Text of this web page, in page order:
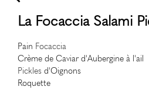
La Focaccia Salami
Pain Focaccia
Crème de Caviar d'Aubergine à l'ail
Pickles d'Oignons
Roquette